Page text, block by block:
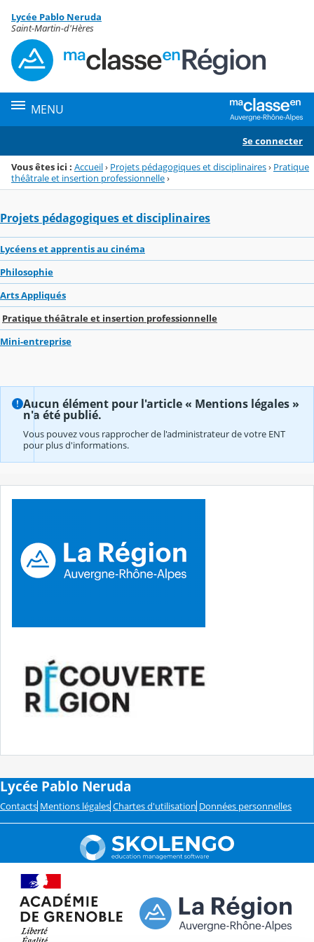
Menu de la rubrique
Contenu
Lycée Pablo Neruda
Saint-Martin-d'Hères
MENU
Se connecter
Vous êtes ici : Accueil› Projets pédagogiques et disciplinaires› Pratique
théâtrale et insertion professionnelle›
Projets pédagogiques et disciplinaires
Lycéens et apprentis au cinéma
Philosophie
Arts Appliqués
Pratique théâtrale et insertion professionnelle
Mini-entreprise
Aucun élément pour l'article « Mentions légales »
n'a été publié.
Vous pouvez vous rapprocher de l'administrateur de votre ENT
pour plus d'informations.
Lycée Pablo Neruda
Contacts Mentions légales Chartes d'utilisation Données personnelles